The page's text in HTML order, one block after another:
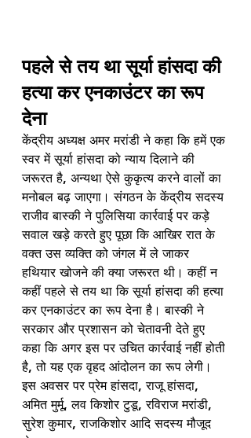
पहले से तय था सूर्या हांसदा की
हत्या कर एनकाउंटर का रूप
देना
केंद्रीय अध्यक्ष अमर मरांडी ने कहा कि हमें एक
स्वर में सूर्या हांसदा को न्याय दिलाने की
जरूरत है, अन्यथा ऐसे कुकृत्य करने वालों का
मनोबल बढ़ जाएगा। संगठन के केंद्रीय सदस्य
राजीव बास्की ने पुलिसिया कार्रवाई पर कड़े
सवाल खड़े करते हुए पूछा कि आखिर रात के
वक्त उस व्यक्ति को जंगल में ले जाकर
हथियार खोजने की क्या जरूरत थी। कहीं न
कहीं पहले से तय था कि सूर्या हांसदा की हत्या
कर एनकाउंटर का रूप देना है। बास्की ने
सरकार और प्रशासन को चेतावनी देते हुए
कहा कि अगर इस पर उचित कार्रवाई नहीं होती
है, तो यह एक वृहद आंदोलन का रूप लेगी।
इस अवसर पर प्रेम हांसदा, राजू हांसदा,
अमित मुर्मू, लव किशोर टुडू, रविराज मरांडी,
सुरेश कुमार, राजकिशोर आदि सदस्य मौजूद